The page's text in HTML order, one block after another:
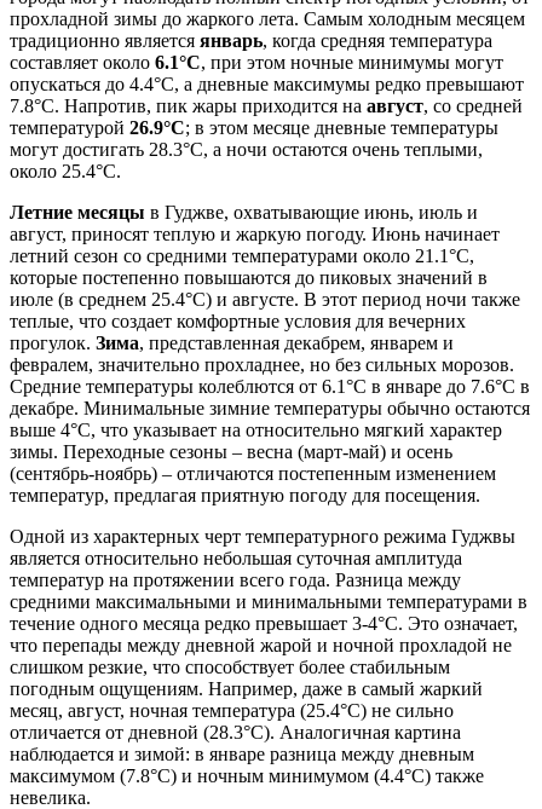
прохладной зимы до жаркого лета. Самым холодным месяцем
традиционно является январь, когда средняя температура
составляет около 6.1°C, при этом ночные минимумы могут
опускаться до 4.4°C, а дневные максимумы редко превышают
7.8°C. Напротив, пик жары приходится на август, со средней
температурой 26.9°C; в этом месяце дневные температуры
могут достигать 28.3°C, а ночи остаются очень теплыми,
около 25.4°C.
Летние месяцы в Гуджве, охватывающие июнь, июль и
август, приносят теплую и жаркую погоду. Июнь начинает
летний сезон со средними температурами около 21.1°C,
которые постепенно повышаются до пиковых значений в
июле (в среднем 25.4°C) и августе. В этот период ночи также
теплые, что создает комфортные условия для вечерних
прогулок. Зима, представленная декабрем, январем и
февралем, значительно прохладнее, но без сильных морозов.
Средние температуры колеблются от 6.1°C в январе до 7.6°C в
декабре. Минимальные зимние температуры обычно остаются
выше 4°C, что указывает на относительно мягкий характер
зимы. Переходные сезоны – весна (март-май) и осень
(сентябрь-ноябрь) – отличаются постепенным изменением
температур, предлагая приятную погоду для посещения.
Одной из характерных черт температурного режима Гуджвы
является относительно небольшая суточная амплитуда
температур на протяжении всего года. Разница между
средними максимальными и минимальными температурами в
течение одного месяца редко превышает 3-4°C. Это означает,
что перепады между дневной жарой и ночной прохладой не
слишком резкие, что способствует более стабильным
погодным ощущениям. Например, даже в самый жаркий
месяц, август, ночная температура (25.4°C) не сильно
отличается от дневной (28.3°C). Аналогичная картина
наблюдается и зимой: в январе разница между дневным
максимумом (7.8°C) и ночным минимумом (4.4°C) также
невелика.